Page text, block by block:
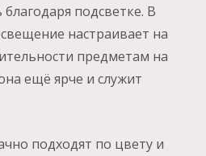
подсветке. В
настраивает на
предметам на
ещё ярче и служит
подходят по цвету и